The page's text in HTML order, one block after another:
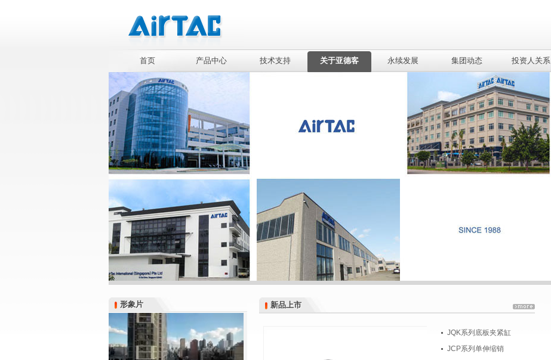
首页 产品中心 技术支持 关于亚德客 永续发展 集团动态 投资人关系
形象片
形象片 新品上市
新品上市
JQK系列底板夹紧缸
JCP系列单伸缩销